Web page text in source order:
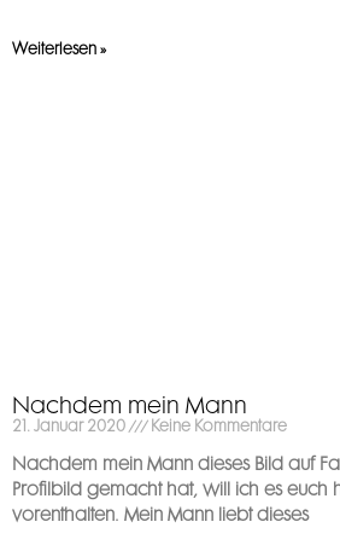
Weiterlesen »
Nachdem mein Mann
21. Januar 2020 Keine Kommentare
Nachdem mein Mann dieses Bild auf
Profilbild gemacht hat, will ich es euch
vorenthalten. Mein Mann liebt dieses